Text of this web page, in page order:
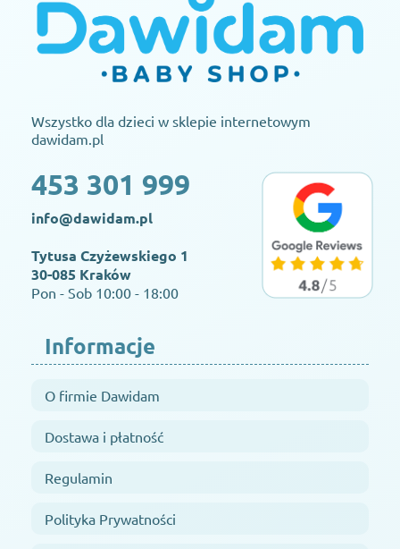
Wszystko dla dzieci w sklepie internetowym
dawidam.pl
453 301 999
info@dawidam.pl
Tytusa Czyżewskiego 1
30-085 Kraków
Pon - Sob 10:00 - 18:00
Informacje
O firmie Dawidam
Dostawa i płatność
Regulamin
Polityka Prywatności